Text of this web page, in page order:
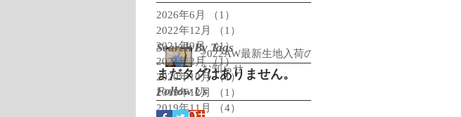
2022AW最新生地入荷の
お知らせ
Follow Us
まだタグはありません。
Search By Tags
2026年6月 （1）
2022年12月
（1）
2021年9月 （1）
1件の記事
2021年2月 （1）1件の記事
2020年10月 （1）1件の記事
2019年12月
（1）
2019年11月
（4）